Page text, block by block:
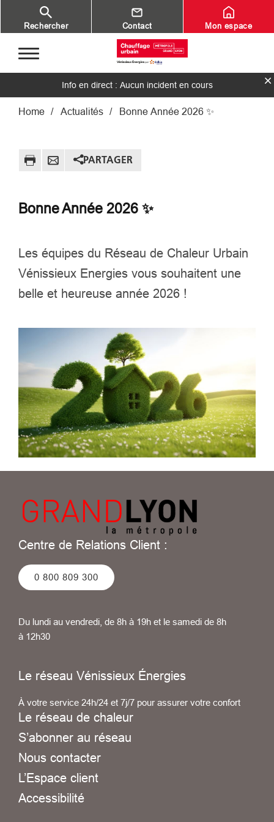
Aller au contenu principal
Rechercher Contact Mon espace
Info en direct : Aucun incident en cours
Fil d'Ariane
Home Actualités Bonne Année 2026 ✨
PARTAGER
Bonne Année 2026 ✨
Les équipes du Réseau de Chaleur Urbain
Vénissieux Energies vous souhaitent une
belle et heureuse année 2026 !
Centre de Relations Client :
0 800 809 300
Du lundi au vendredi, de 8h à 19h et le samedi de 8h
à 12h30
Le réseau Vénissieux Énergies
À votre service 24h/24 et 7j/7 pour assurer votre confort
Le réseau de chaleur
S’abonner au réseau
Nous contacter
L’Espace client
Accessibilité